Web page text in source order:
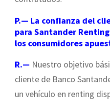
P.— La confianza del
para Santander
los consumidores
R.— Nuestro objetivo
cliente de Banco
un vehículo en renting